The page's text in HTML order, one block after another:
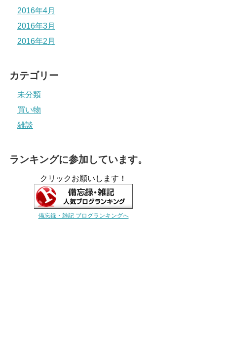
2016年4月
2016年3月
2016年2月
カテゴリー
未分類
買い物
雑談
ランキングに参加しています。
クリックお願いします！
備忘録・雑記 ブログランキングへ